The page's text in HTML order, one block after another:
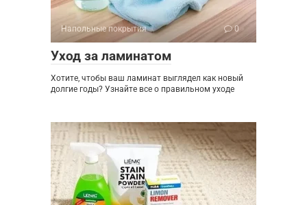
Напольные покрытия 0
Уход за ламинатом
Хотите, чтобы ваш ламинат выглядел как новый
долгие годы? Узнайте все о правильном уходе